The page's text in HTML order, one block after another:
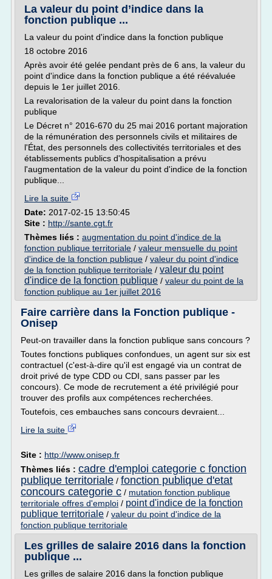
La valeur du point d’indice dans la
fonction publique ...
La valeur du point d'indice dans la fonction publique
18 octobre 2016
Après avoir été gelée pendant près de 6 ans, la valeur du
point d'indice dans la fonction publique a été réévaluée
depuis le 1er juillet 2016.
La revalorisation de la valeur du point dans la fonction
publique
Le Décret n° 2016-670 du 25 mai 2016 portant majoration
de la rémunération des personnels civils et militaires de
l'État, des personnels des collectivités territoriales et des
établissements publics d'hospitalisation a prévu
l'augmentation de la valeur du point d'indice de la fonction
publique...
Lire la suite
Date: 2017-02-15 13:50:45
Site : http://sante.cgt.fr
Thèmes liés : augmentation du point d'indice de la
fonction publique territoriale / valeur mensuelle du point
d'indice de la fonction publique / valeur du point d'indice
de la fonction publique territoriale / valeur du point
d'indice de la fonction publique / valeur du point de la
fonction publique au 1er juillet 2016
Faire carrière dans la Fonction publique -
Onisep
Peut-on travailler dans la fonction publique sans concours ?
Toutes fonctions publiques confondues, un agent sur six est
contractuel (c'est-à-dire qu'il est engagé via un contrat de
droit privé de type CDD ou CDI, sans passer par les
concours). Ce mode de recrutement a été privilégié pour
trouver des profils aux compétences recherchées.
Toutefois, ces embauches sans concours devraient...
Lire la suite
Site : http://www.onisep.fr
Thèmes liés : cadre d'emploi categorie c fonction
publique territoriale / fonction publique d'etat
concours categorie c / mutation fonction publique
territoriale offres d'emploi / point d'indice de la fonction
publique territoriale / valeur du point d'indice de la
fonction publique territoriale
Les grilles de salaire 2016 dans la fonction
publique ...
Les grilles de salaire 2016 dans la fonction publique